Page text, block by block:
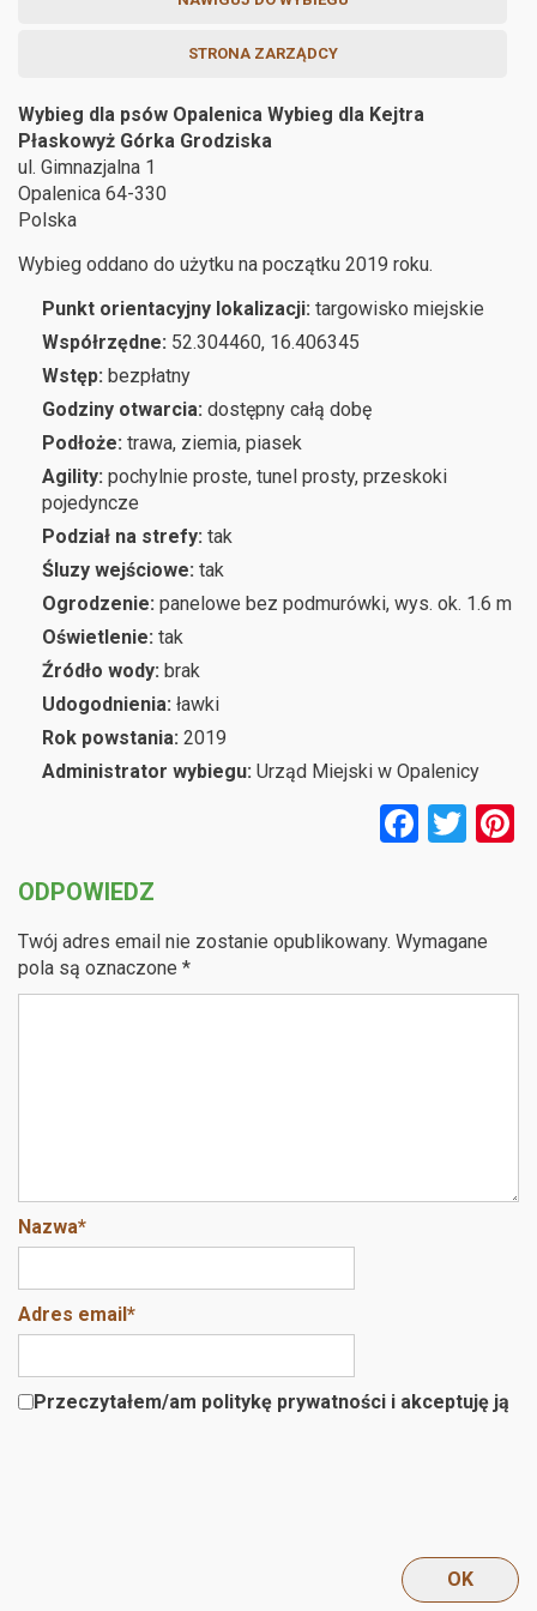
STRONA ZARZĄDCY
Wybieg dla psów Opalenica Wybieg dla Kejtra
Płaskowyż Górka Grodziska
ul. Gimnazjalna 1
Opalenica 64-330
Polska
Wybieg oddano do użytku na początku 2019 roku.
Punkt orientacyjny lokalizacji: targowisko miejskie
Współrzędne: 52.304460, 16.406345
Wstęp: bezpłatny
Godziny otwarcia: dostępny całą dobę
Podłoże: trawa, ziemia, piasek
Agility: pochylnie proste, tunel prosty, przeskoki
pojedyncze
Podział na strefy: tak
Śluzy wejściowe: tak
Ogrodzenie: panelowe bez podmurówki, wys. ok. 1.6 m
Oświetlenie: tak
Źródło wody: brak
Udogodnienia: ławki
Rok powstania: 2019
Administrator wybiegu: Urząd Miejski w Opalenicy
F
b
T
er
ODPOWIEDZ
Twój adres email nie zostanie opublikowany. Wymagane
pola są oznaczone *
Nazwa*
Adres email*
Przeczytałem/am politykę prywatności i akceptuję ją